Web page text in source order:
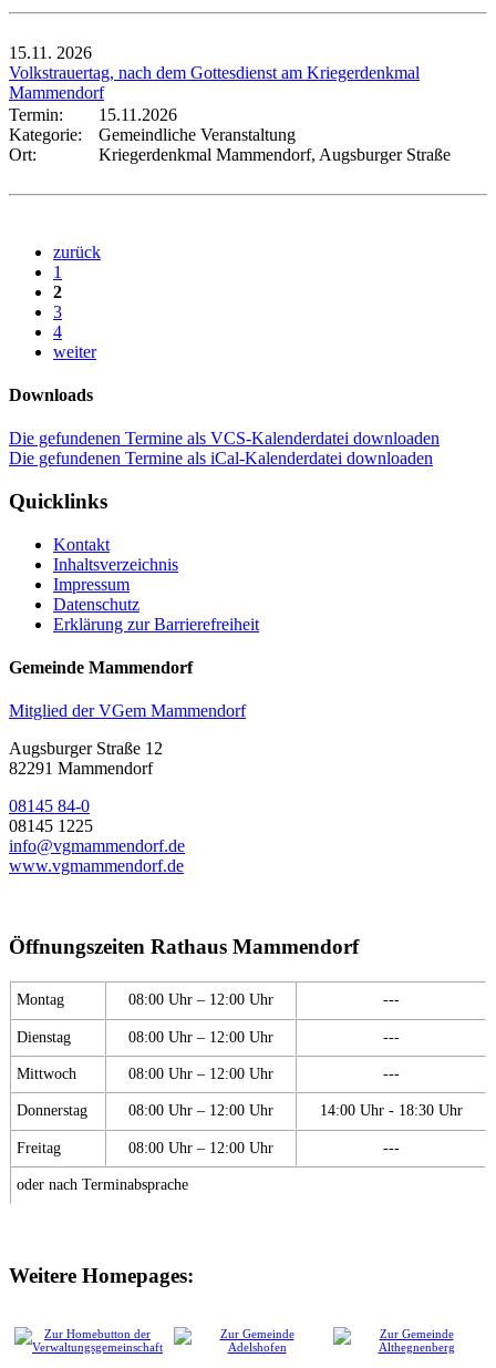
15.11. 2026
Volkstrauertag, nach dem Gottesdienst am Kriegerdenkmal
Mammendorf
Termin:
15.11.2026
Kategorie:
Gemeindliche Veranstaltung
Ort:
Kriegerdenkmal Mammendorf, Augsburger Straße
zurück
1
2
3
4
weiter
Downloads
Die gefundenen Termine als VCS-Kalenderdatei downloaden
Die gefundenen Termine als iCal-Kalenderdatei downloaden
Quicklinks
Kontakt
Inhaltsverzeichnis
Impressum
Datenschutz
Erklärung zur Barrierefreiheit
Gemeinde Mammendorf
Mitglied der VGem Mammendorf
Augsburger Straße 12
82291 Mammendorf
08145 84-0
08145 1225
info@vgmammendorf.de
www.vgmammendorf.de
Öffnungszeiten Rathaus Mammendorf
Montag 08:00 Uhr – 12:00 Uhr ---
Dienstag 08:00 Uhr – 12:00 Uhr ---
Mittwoch 08:00 Uhr – 12:00 Uhr ---
Donnerstag 08:00 Uhr – 12:00 Uhr 14:00 Uhr - 18:30 Uhr
Freitag 08:00 Uhr – 12:00 Uhr ---
oder nach Terminabsprache
Weitere Homepages: